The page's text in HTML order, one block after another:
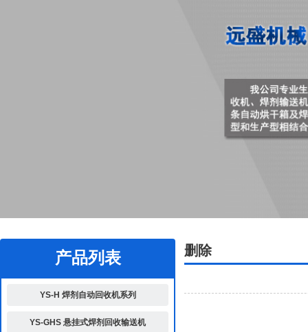
产品列表
YS-H 焊剂自动回收机系列
YS-GHS 悬挂式焊剂回收输送机
删除